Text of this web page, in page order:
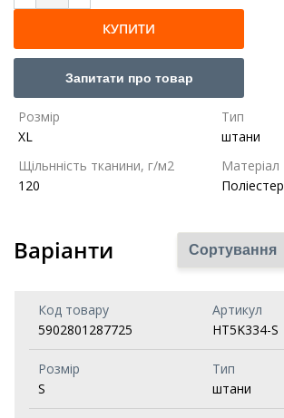
КУПИТИ
Запитати про товар
Розмір
XL
Тип
штани
Щільнність тканини, г/м2
120
Матеріал
Поліестер
Варіанти
Код товару
5902801287725
Артикул
HT5K334-S
Розмір
S
Тип
штани